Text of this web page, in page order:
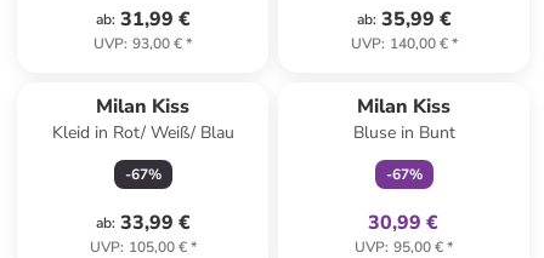
ab: 31,99 €
UVP: 93,00 €*
ab: 35,99 €
UVP: 140,00 €*
Milan Kiss
Kleid in Rot/ Weiß/ Blau
-67%
ab: 33,99 €
UVP: 105,00 €*
Milan Kiss
Bluse in Bunt
-67%
30,99 €
UVP: 95,00 €*